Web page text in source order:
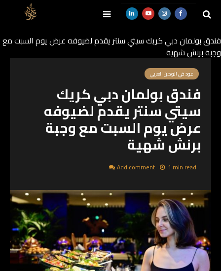
فندق بولمان دبي كريك سيتي سنتر يقدم لضيوفه عرض يوم السبت مع
وجبة برنش شهية
عود في الوطن العربي
فندق بولمان دبي كريك
سيتي سنتر يقدم لضيوفه
عرض يوم السبت مع وجبة
برنش شهية
1 min read
Add comment